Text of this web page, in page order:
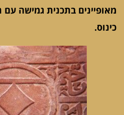
מאופיינים בתכנית גמישה
כינוס.